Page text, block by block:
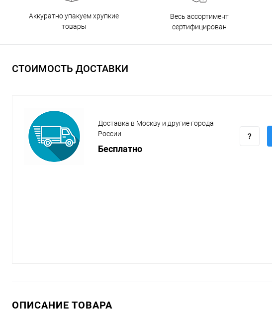
Аккуратно упакуем хрупкие
товары
Весь ассортимент
сертифицирован
СТОИМОСТЬ ДОСТАВКИ
Доставка в Москву и другие города
России
Бесплатно
ОПИСАНИЕ ТОВАРА